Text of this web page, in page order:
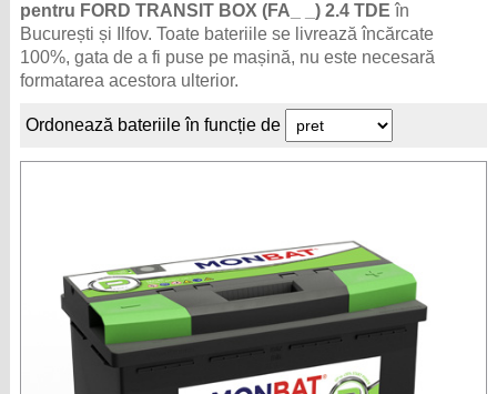
pentru FORD TRANSIT BOX (FA_ _) 2.4 TDE în
București și Ilfov. Toate bateriile se livrează încărcate
100%, gata de a fi puse pe mașină, nu este necesară
formatarea acestora ulterior.
Ordonează bateriile în funcție de